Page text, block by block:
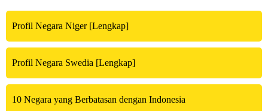
Profil Negara Niger [Lengkap]
Profil Negara Swedia [Lengkap]
10 Negara yang Berbatasan dengan Indonesia